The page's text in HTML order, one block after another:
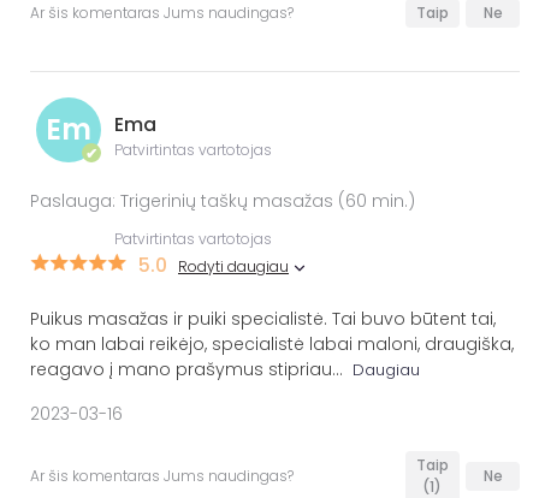
Ar šis komentaras Jums naudingas? Taip Ne
Em
✔
Ema
Patvirtintas vartotojas
Paslauga: Trigerinių taškų masažas (60 min.)
Patvirtintas vartotojas
5.0 Rodyti daugiau
Puikus masažas ir puiki specialistė. Tai buvo būtent tai,
ko man labai reikėjo, specialistė labai maloni, draugiška,
reagavo į mano prašymus stipriau... Daugiau
2023-03-16
Ar šis komentaras Jums naudingas?
Taip
(1)
Ne